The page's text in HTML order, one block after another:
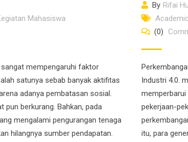
Mahasiswa
mempengaruhi faktor
satunya sebab banyak aktifitas
adanya pembatasan sosial.
pun berkurang. Bahkan, pada
mengalami pengurangan tenaga
hilangnya sumber pendapatan.
By Rifai
Academic
(0)
Industri 4.0.
memperbarui
pekerjaan-
itu, para